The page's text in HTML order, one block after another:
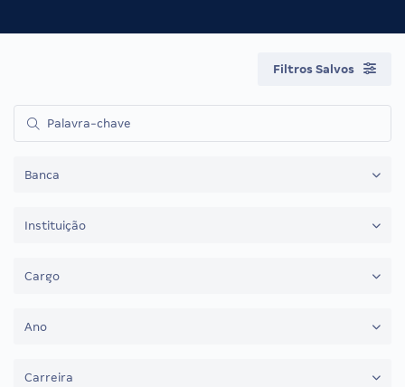
Filtros Salvos
Banca
Instituição
Cargo
Ano
Carreira